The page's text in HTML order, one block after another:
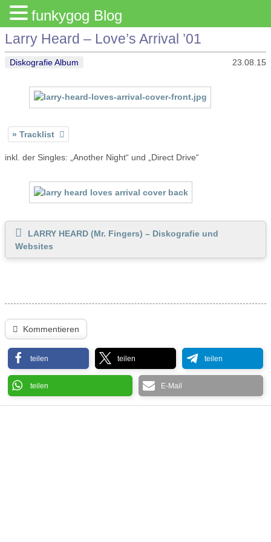
Larry Heard – Love’s Arrival ’01
Diskografie Album 23.08.15
Tracklist
inkl. der Singles: „Another Night“ und „Direct Drive“
LARRY HEARD (Mr. Fingers) – Diskografie und
Websites
Kommentieren
teilen teilen teilen
teilen E-Mail
funkygog Blog